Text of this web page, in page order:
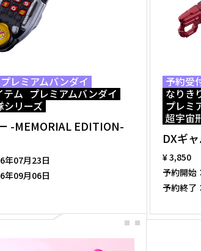
プレミアムバンダイ
テム プレミアムバンダイ
シリーズ
-MEMORIAL EDITION-
年07月23日
年09月06日
予約受
なりき
プレミ
超宇宙
DXギ
¥ 3,850
予約開始：
予約終了：